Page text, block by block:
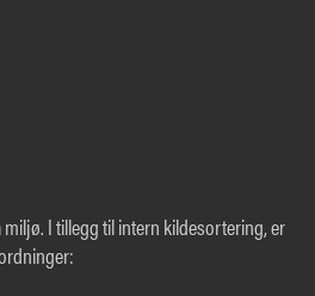
I tillegg til intern kildesortering, er